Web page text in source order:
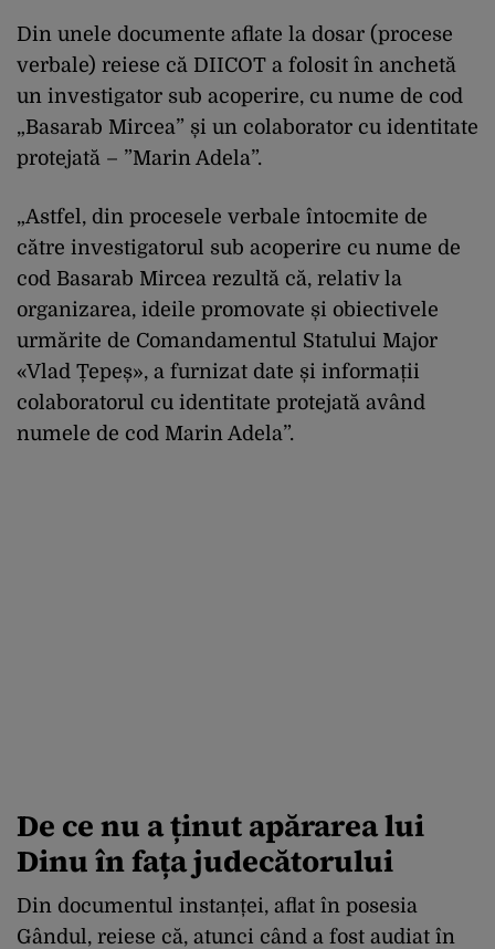
Din unele documente aflate la dosar (procese
verbale) reiese că DIICOT a folosit în anchetă
un investigator sub acoperire, cu nume de cod
„Basarab Mircea” și un colaborator cu identitate
protejată – ”Marin Adela”.
„Astfel, din procesele verbale întocmite de
către investigatorul sub acoperire cu nume de
cod Basarab Mircea rezultă că, relativ la
organizarea, ideile promovate și obiectivele
urmărite de Comandamentul Statului Major
«Vlad Țepeș», a furnizat date și informații
colaboratorul cu identitate protejată având
numele de cod Marin Adela”.
De ce nu a ținut apărarea lui
Dinu în fața judecătorului
Din documentul instanței, aflat în posesia
Gândul, reiese că, atunci când a fost audiat în